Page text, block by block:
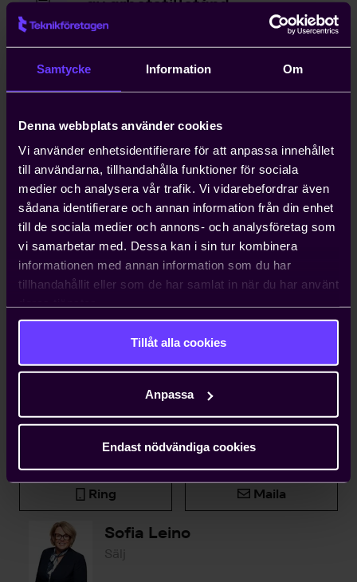
Samtycke Information Om
Denna webbplats använder cookies
Vi använder enhetsidentifierare för att anpassa innehållet
till användarna, tillhandahålla funktioner för sociala
medier och analysera vår trafik. Vi vidarebefordrar även
sådana identifierare och annan information från din enhet
till de sociala medier och annons- och analysföretag som
vi samarbetar med. Dessa kan i sin tur kombinera
informationen med annan information som du har
tillhandahållit eller som de har samlat in när du har använt
Tillåt alla cookies
Anpassa
Endast nödvändiga cookies
Kompetensförsörjning är ett växande
problem för entreprenörer, och att
anställa icke-EU-medborgare kan ta upp
till ett år. Teknikföretagen kan ordna
Hjälp med att driva viktiga
näringspolitiska frågor
Vi bedriver påverkans- och
opinionsarbete i Sverige och EU för att
ta tillvara våra medlemmars intressen.
Genom oss har du möjlighet att påverka
beslut som du som enskilt företag i
Kontakta oss
Björn Widlert
Chef Medlemsenheten
Ring Maila
Sofia Leino
Sälj